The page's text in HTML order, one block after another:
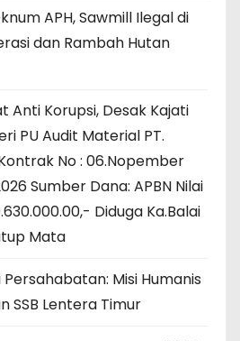
APH, Sawmill Ilegal di
dan Rambah Hutan
Anti Korupsi, Desak Kajati
PU Audit Material PT.
No : 06.Nopember
Sumber Dana: APBN Nilai
Diduga Ka.Balai
Mata
Misi Humanis
SSB Lentera Timur